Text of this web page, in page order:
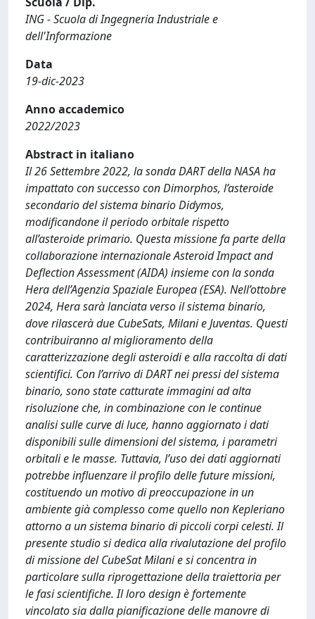
ING - Scuola di Ingegneria Industriale e
dell'Informazione
Data
19-dic-2023
Anno accademico
2022/2023
Abstract in italiano
Il 26 Settembre 2022, la sonda DART della NASA ha
impattato con successo con Dimorphos, l’asteroide
secondario del sistema binario Didymos,
modificandone il periodo orbitale rispetto
all’asteroide primario. Questa missione fa parte della
collaborazione internazionale Asteroid Impact and
Deflection Assessment (AIDA) insieme con la sonda
Hera dell’Agenzia Spaziale Europea (ESA). Nell’ottobre
2024, Hera sarà lanciata verso il sistema binario,
dove rilascerà due CubeSats, Milani e Juventas. Questi
contribuiranno al miglioramento della
caratterizzazione degli asteroidi e alla raccolta di dati
scientifici. Con l’arrivo di DART nei pressi del sistema
binario, sono state catturate immagini ad alta
risoluzione che, in combinazione con le continue
analisi sulle curve di luce, hanno aggiornato i dati
disponibili sulle dimensioni del sistema, i parametri
orbitali e le masse. Tuttavia, l’uso dei dati aggiornati
potrebbe influenzare il profilo delle future missioni,
costituendo un motivo di preoccupazione in un
ambiente già complesso come quello non Kepleriano
attorno a un sistema binario di piccoli corpi celesti. Il
presente studio si dedica alla rivalutazione del profilo
di missione del CubeSat Milani e si concentra in
particolare sulla riprogettazione della traiettoria per
le fasi scientifiche. Il loro design è fortemente
vincolato sia dalla pianificazione delle manovre di